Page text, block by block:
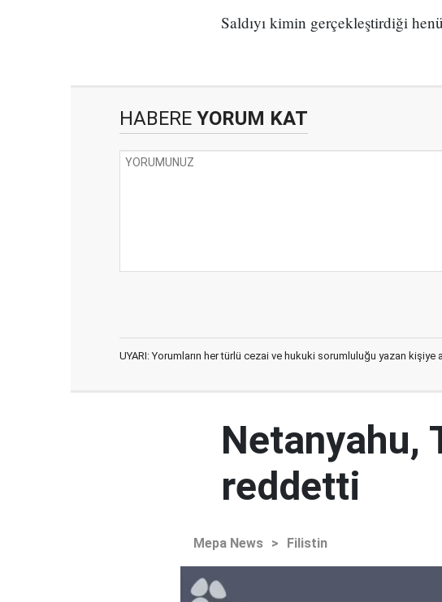
Saldıyı kimin gerçekleştirdiği
HABERE YORUM KAT
UYARI: Yorumların her türlü cezai ve hukuki sorumluluğu yazan
Netanyahu,
reddetti
Mepa News > Filistin